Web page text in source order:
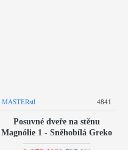
MASTERsil 4841
Posuvné dveře na stěnu
Magnólie 1 - Sněhobílá Greko